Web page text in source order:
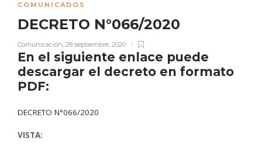
COMUNICADOS
DECRETO N°066/2020
Comunicación, 28 septiembre, 2020
En el siguiente enlace puede
descargar el decreto en formato
PDF:
DECRETO N°066/2020
VISTA: